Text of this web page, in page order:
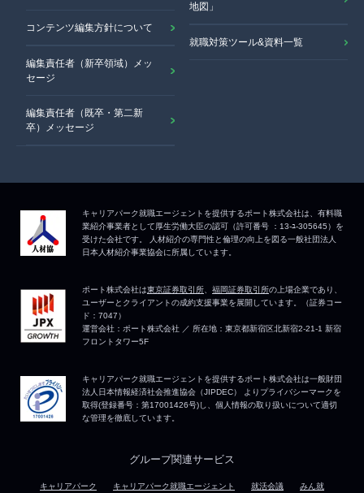
コンテンツ編集方針について
編集責任者（新卒領域）メッ
セージ
編集責任者（既卒・第二新
卒）メッセージ
地図」
就職対策ツール&資料一覧